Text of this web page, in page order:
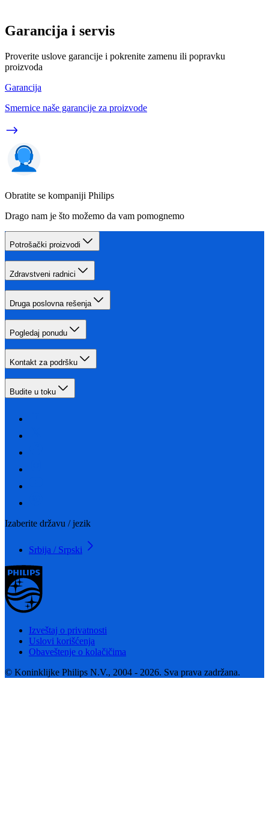
Garancija i servis
Proverite uslove garancije i pokrenite zamenu ili popravku
proizvoda
Garancija
Smernice naše garancije za proizvode
Obratite se kompaniji Philips
Drago nam je što možemo da vam pomognemo
Potrošački proizvodi
Zdravstveni radnici
Druga poslovna rešenja
Pogledaj ponudu
Kontakt za podršku
Budite u toku
Izaberite državu / jezik
Srbija / Srpski
Izveštaj o privatnosti
Uslovi korišćenja
Obaveštenje o kolačičima
© Koninklijke Philips N.V., 2004 - 2026. Sva prava zadržana.